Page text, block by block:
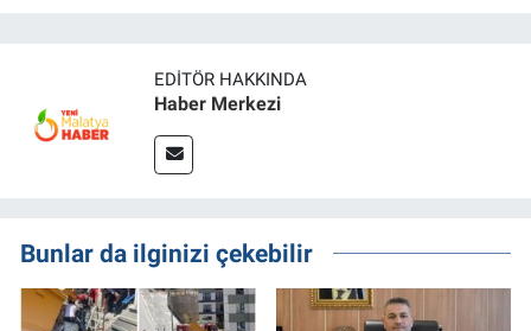
EDITÖR HAKKINDA
Haber Merkezi
Bunlar da ilginizi çekebilir